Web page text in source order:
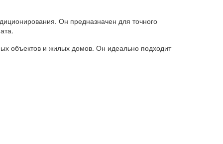
Он предназначен для точного
объектов и жилых домов. Он идеально подходит